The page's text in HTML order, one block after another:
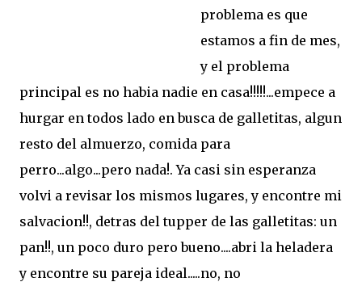
problema es que
estamos a fin de mes,
y el problema
principal es no habia nadie en casa!!!!!...empece a
hurgar en todos lado en busca de galletitas, algun
resto del almuerzo, comida para
perro...algo...pero nada!. Ya casi sin esperanza
volvi a revisar los mismos lugares, y encontre mi
salvacion!!, detras del tupper de las galletitas: un
pan!!, un poco duro pero bueno....abri la heladera
y encontre su pareja ideal.....no, no